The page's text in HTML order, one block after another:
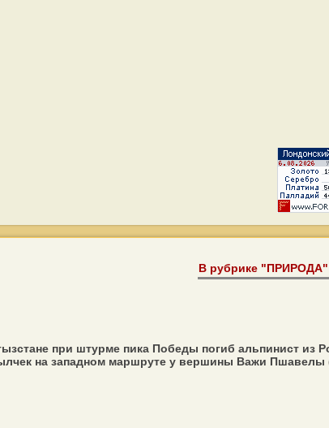
В рубрике "ПРИРОДА"
при штурме пика Победы погиб альпинист
на западном маршруте у вершины Важи Пшавелы